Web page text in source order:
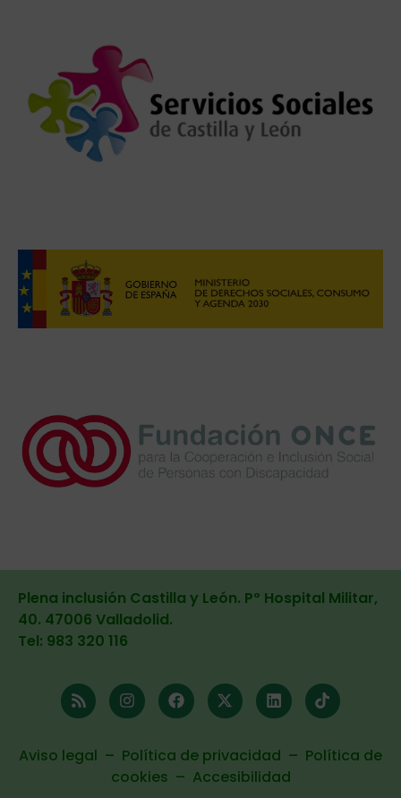
Plena inclusión Castilla y León. Pº Hospital Militar,
40. 47006 Valladolid.
Tel: 983 320 116
Aviso legal – Política de privacidad – Política de
cookies – Accesibilidad